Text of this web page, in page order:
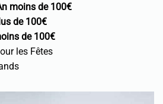
moins de 100€
de 100€
de 100€
les Fêtes